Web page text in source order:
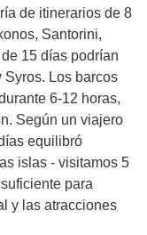
de itinerarios de 8
Santorini,
15 días podrían
Syros. Los barcos
6-12 horas,
Según un viajero
equilibró
islas - visitamos 5
para
y las atracciones